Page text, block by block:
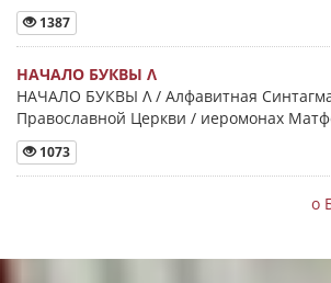
1387
НАЧАЛО БУКВЫ Λ
НАЧАЛО БУКВЫ Λ / Алфавитная
Православной Церкви / иеромонах
1073
о